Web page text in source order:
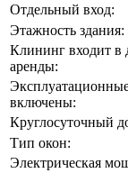
Отдельный вход:
Этажность здания:
Клининг входит в
аренды:
включены:
Круглосуточный
Тип окон:
Электрическая